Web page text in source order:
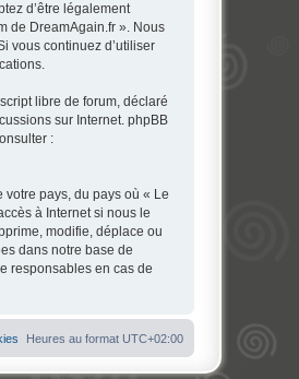
d’être légalement
de DreamAgain.fr ». Nous
vous continuez d’utiliser
libre de forum, déclaré
sur Internet. phpBB
:
pays, du pays où « Le
à Internet si nous le
modifie, déplace ou
dans notre base de
responsables en cas de
Heures au format UTC+02:00